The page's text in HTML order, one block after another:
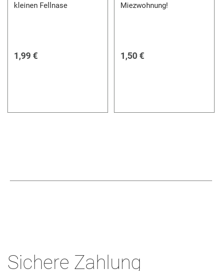
kleinen Fellnase
1,99 €
Miezwohnung!
1,50 €
Sichere Zahlung